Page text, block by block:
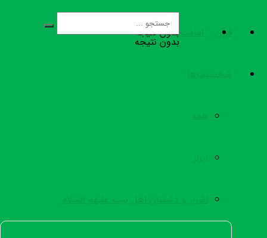
قرآن امامت
شخصیت‌ها
همه
ابرار
اشرار و دشمنان اهل بیت علیهم السلام
بدون نتیجه
بدون نتیجه